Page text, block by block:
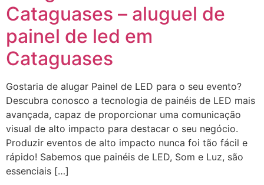
Cataguases – aluguel de
painel de led em
Cataguases
Gostaria de alugar Painel de LED para o seu evento?
Descubra conosco a tecnologia de painéis de LED mais
avançada, capaz de proporcionar uma comunicação
visual de alto impacto para destacar o seu negócio.
Produzir eventos de alto impacto nunca foi tão fácil e
rápido! Sabemos que painéis de LED, Som e Luz, são
essenciais […]